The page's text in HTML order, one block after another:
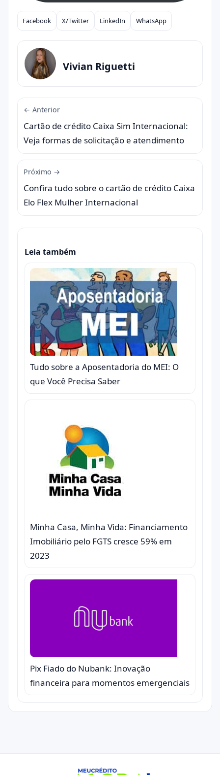
Compartilhar
Facebook X/Twitter LinkedIn WhatsApp
Vivian Riguetti
← Anterior
Cartão de crédito Caixa Sim Internacional:
Veja formas de solicitação e atendimento
Próximo →
Confira tudo sobre o cartão de crédito Caixa
Elo Flex Mulher Internacional
Leia também
Tudo sobre a Aposentadoria do MEI: O
que Você Precisa Saber
Minha Casa, Minha Vida: Financiamento
Imobiliário pelo FGTS cresce 59% em
2023
Pix Fiado do Nubank: Inovação
financeira para momentos emergenciais